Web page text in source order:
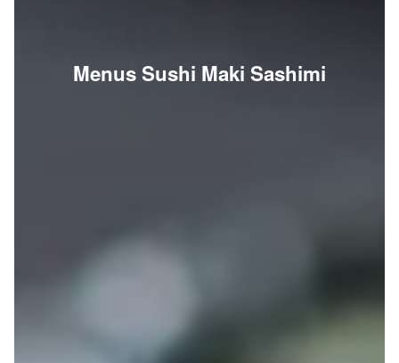
Menus Sushi Maki Sashimi